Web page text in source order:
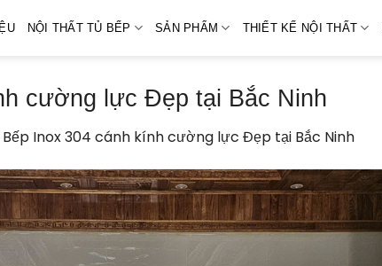
NỘI THẤT TỦ BẾP SẢN PHẨM THIẾT KẾ NỘI THẤT
cường lực Đẹp tại Bắc Ninh
Bếp Inox 304 cánh kính cường lực Đẹp tại Bắc Ninh